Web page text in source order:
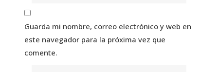
Guarda mi nombre, correo electrónico y web en
este navegador para la próxima vez que
comente.